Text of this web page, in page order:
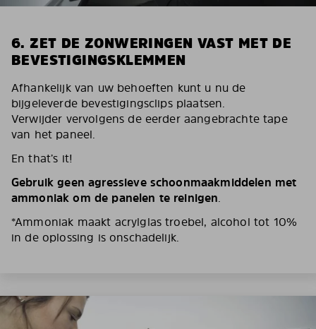
6. ZET DE ZONWERINGEN VAST MET DE
BEVESTIGINGSKLEMMEN
Afhankelijk van uw behoeften kunt u nu de
bijgeleverde bevestigingsclips plaatsen.
Verwijder vervolgens de eerder aangebrachte tape
van het paneel.
En that’s it!
Gebruik geen agressieve schoonmaakmiddelen met
ammoniak om de panelen te reinigen.
*Ammoniak maakt acrylglas troebel, alcohol tot 10%
in de oplossing is onschadelijk.